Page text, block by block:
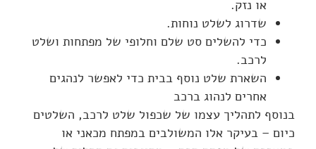
או נזק.
שדרוג לשלט נוחות.
כדי להשלים סט שלם וחלופי של מפתחות ושלט
לרכב.
השארת שלט נוסף בבית כדי לאפשר לנהגים
אחרים לנהוג ברכב
בנוסף לתהליך עצמו של שכפול שלט לרכב, השלטים
כיום – בעיקר אלו המשולבים במפתח מכאני או